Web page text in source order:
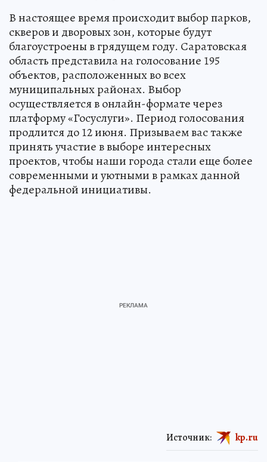
В настоящее время происходит выбор парков,
скверов и дворовых зон, которые будут
благоустроены в грядущем году. Саратовская
область представила на голосование 195
объектов, расположенных во всех
муниципальных районах. Выбор
осуществляется в онлайн-формате через
платформу «Госуслуги». Период голосования
продлится до 12 июня. Призываем вас также
принять участие в выборе интересных
проектов, чтобы наши города стали еще более
современными и уютными в рамках данной
федеральной инициативы.
Источник: kp.ru